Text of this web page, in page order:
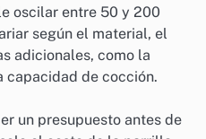
oscilar entre 50 y 200
según el material, el
adicionales, como la
de cocción.
un presupuesto antes de